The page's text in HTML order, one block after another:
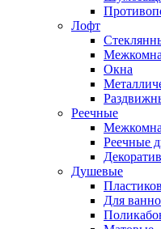
Лофт
Окна
Реечные
Реечные
Душевые
Для